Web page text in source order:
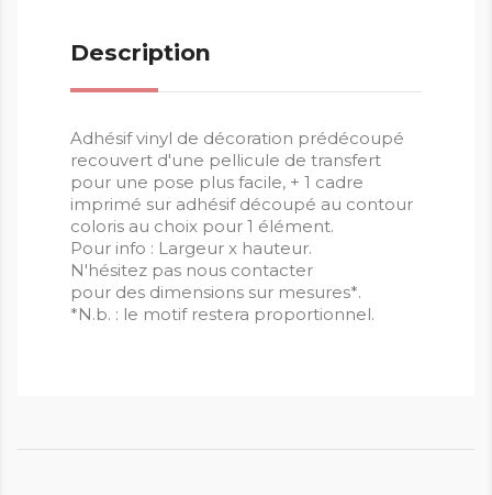
Description
Adhésif vinyl de décoration prédécoupé
recouvert d'une pellicule de transfert
pour une pose plus facile, + 1 cadre
imprimé sur adhésif découpé au contour
coloris au choix pour 1 élément.
Pour info : Largeur x hauteur.
N'hésitez pas nous contacter
pour des dimensions sur mesures*.
*N.b. : le motif restera proportionnel.